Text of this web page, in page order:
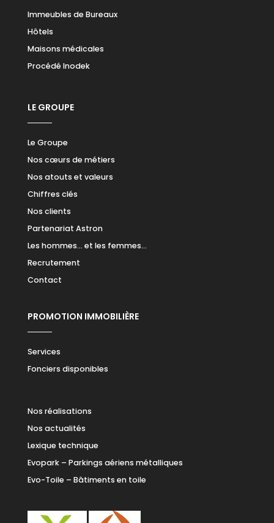
Immeubles de Bureaux
Hôtels
Maisons médicales
Procédé Inodek
LE GROUPE
Le Groupe
Nos cœurs de métiers
Nos atouts et valeurs
Chiffres clés
Nos clients
Partenariat Astron
Les hommes… et les femmes…
Recrutement
Contact
PROMOTION IMMOBILIÈRE
Services
Fonciers disponibles
Nos réalisations
Nos actualités
Lexique technique
Evopark – Parkings aériens métalliques
Evo-Toile – Bâtiments en toile